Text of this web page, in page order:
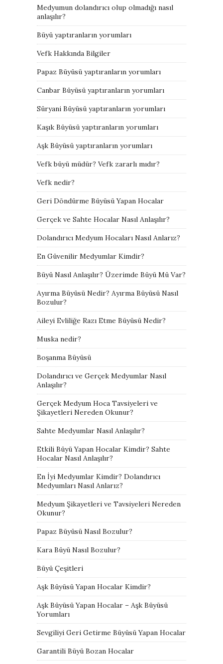
Medyumun dolandırıcı olup olmadığı nasıl
anlaşılır?
Büyü yaptıranların yorumları
Vefk Hakkında Bilgiler
Papaz Büyüsü yaptıranların yorumları
Canbar Büyüsü yaptıranların yorumları
Süryani Büyüsü yaptıranların yorumları
Kaşık Büyüsü yaptıranların yorumları
Aşk Büyüsü yaptıranların yorumları
Vefk büyü müdür? Vefk zararlı mıdır?
Vefk nedir?
Geri Döndürme Büyüsü Yapan Hocalar
Gerçek ve Sahte Hocalar Nasıl Anlaşılır?
Dolandırıcı Medyum Hocaları Nasıl Anlarız?
En Güvenilir Medyumlar Kimdir?
Büyü Nasıl Anlaşılır? Üzerimde Büyü Mü Var?
Ayırma Büyüsü Nedir? Ayırma Büyüsü Nasıl
Bozulur?
Aileyi Evliliğe Razı Etme Büyüsü Nedir?
Muska nedir?
Boşanma Büyüsü
Dolandırıcı ve Gerçek Medyumlar Nasıl
Anlaşılır?
Gerçek Medyum Hoca Tavsiyeleri ve
Şikayetleri Nereden Okunur?
Sahte Medyumlar Nasıl Anlaşılır?
Etkili Büyü Yapan Hocalar Kimdir? Sahte
Hocalar Nasıl Anlaşılır?
En İyi Medyumlar Kimdir? Dolandırıcı
Medyumları Nasıl Anlarız?
Medyum Şikayetleri ve Tavsiyeleri Nereden
Okunur?
Papaz Büyüsü Nasıl Bozulur?
Kara Büyü Nasıl Bozulur?
Büyü Çeşitleri
Aşk Büyüsü Yapan Hocalar Kimdir?
Aşk Büyüsü Yapan Hocalar – Aşk Büyüsü
Yorumları
Sevgiliyi Geri Getirme Büyüsü Yapan Hocalar
Garantili Büyü Bozan Hocalar